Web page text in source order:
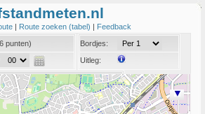
| Route zoeken (tabel) | Feedback
punten)
Bordjes:
Uitleg:
deze route